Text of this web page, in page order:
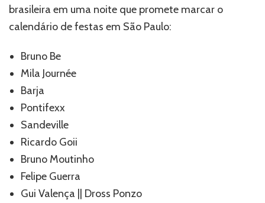
brasileira em uma noite que promete marcar o
calendário de festas em São Paulo:
Bruno Be
Mila Journée
Barja
Pontifexx
Sandeville
Ricardo Goii
Bruno Moutinho
Felipe Guerra
Gui Valença || Dross Ponzo